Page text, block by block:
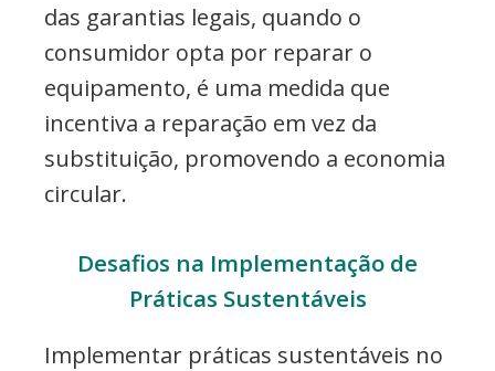
das garantias legais, quando o
consumidor opta por reparar o
equipamento, é uma medida que
incentiva a reparação em vez da
substituição, promovendo a economia
circular.
Desafios na Implementação de
Práticas Sustentáveis
Implementar práticas sustentáveis no